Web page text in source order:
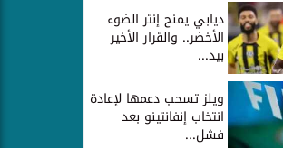
ديابي يمنح إنتر الضوء
الأخضر.. والقرار الأخير
بيد...
ويلز تسحب دعمها لإعادة
انتخاب إنفانتينو بعد
فشل...